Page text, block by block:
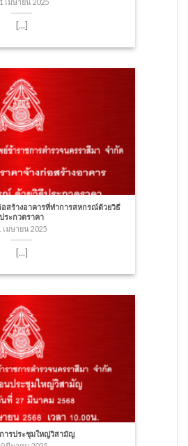
เมษายน 2025
[...]
อสร้างอาคารที่ทำการสหกรณ์ด้วยวิธี
ประกวดราคา
เมษายน 2025
[...]
ารประชุมใหญ่วิสามัญ